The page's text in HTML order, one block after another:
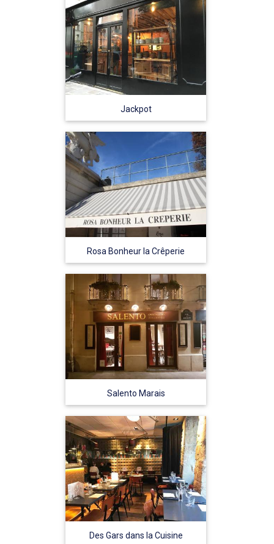
Jackpot
Rosa Bonheur la Crêperie
Salento Marais
Des Gars dans la Cuisine